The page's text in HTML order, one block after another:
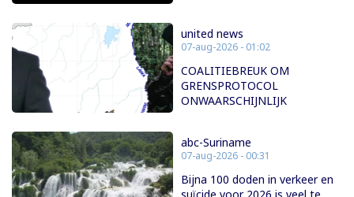
united news
07-aug-2026 - 01:02
COALITIEBREUK OM
GRENSPROTOCOL
ONWAARSCHIJNLIJK
abc-Suriname
07-aug-2026 - 00:31
Bijna 100 doden in verkeer en
suïcide voor 2026 is veel te